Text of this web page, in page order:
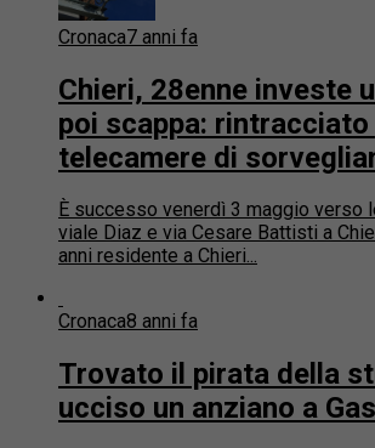
Cronaca7 anni fa
Chieri, 28enne investe
poi scappa:
telecamere di
È successo venerdì 3 maggio verso
viale Diaz e via Cesare Battisti a
anni residente a Chieri...
Cronaca8 anni fa
Trovato il pirata della
ucciso un anziano a